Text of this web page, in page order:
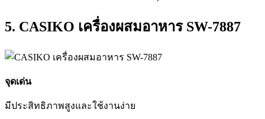
5. CASIKO เครื่องผสมอาหาร SW-7887
จุดเด่น
มีประสิทธิภาพสูงและใช้งานง่าย